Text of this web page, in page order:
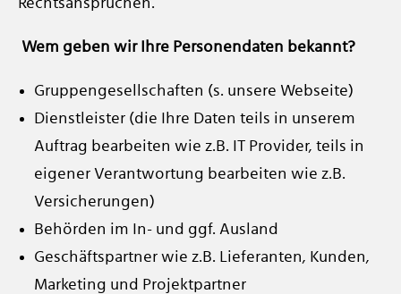
Rechtsansprüchen.
Wem geben wir Ihre Personendaten bekannt?
Gruppengesellschaften (s. unsere Webseite)
Dienstleister (die Ihre Daten teils in unserem
Auftrag bearbeiten wie z.B. IT Provider, teils in
eigener Verantwortung bearbeiten wie z.B.
Versicherungen)
Behörden im In- und ggf. Ausland
Geschäftspartner wie z.B. Lieferanten, Kunden,
Marketing und Projektpartner